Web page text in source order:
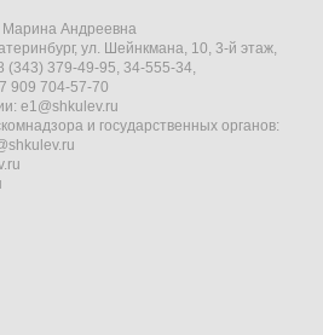
Марина Андреевна
ул. Шейнкмана, 10, 3-й этаж,
(343) 379-49-95, 34-555-34,
909 704-57-70
e1@shkulev.ru
и государственных органов: